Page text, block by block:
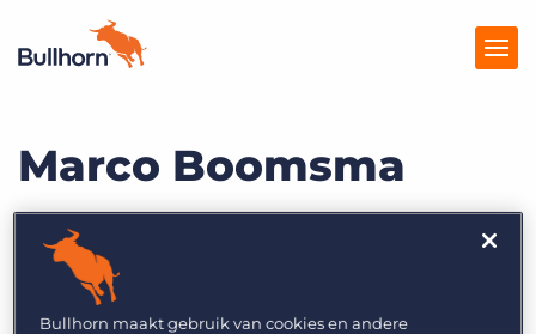
Producten
Prijzen
Kennisbank
Marketplace
Marco Boomsma
Regional Sales Director EMEA
Bullhorn
Bullhorn maakt gebruik van cookies en andere